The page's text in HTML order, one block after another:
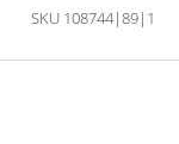
SKU 108744|89|1